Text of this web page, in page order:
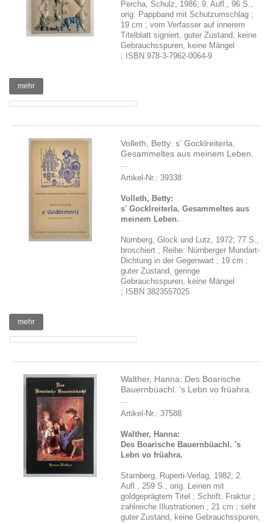
Percha, Schulz, 1986; 9. Aufl., 96 S.,
orig. Pappband mit Schutzumschlag ;
19 cm ; vom Verfasser auf innerem
Titelblatt signiert, guter Zustand, keine
Gebrauchsspuren, keine Mängel
; ISBN 978-3-7962-0064-9
mehr
Volleth, Betty: s' Gocklreiterla.
Gesammeltes aus meinem Leben.
Artikel-Nr.: 39338
Volleth, Betty:
s' Gocklreiterla. Gesammeltes aus
meinem Leben.
Nürnberg, Glock und Lutz, 1972; 77 S.,
broschiert ; Reihe: Nürnberger Mundart-
Dichtung in der Gegenwart ; 19 cm ;
guter Zustand, geringe
Gebrauchsspuren, keine Mängel
; ISBN 3823557025
mehr
Walther, Hanna: Des Boarische
Bauernbüachl. 's Lebn vo früahra.
Artikel-Nr.: 37588
Walther, Hanna:
Des Boarische Bauernbüachl. 's
Lebn vo früahra.
Starnberg, Ruperti-Verlag, 1982; 2.
Aufl., 259 S., orig. Leinen mit
goldgeprägtem Titel ; Schrift: Fraktur ;
zahlreiche Illustrationen ; 21 cm ; sehr
guter Zustand, keine Gebrauchsspuren,